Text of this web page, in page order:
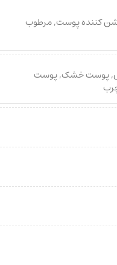
کننده پوست,مرطوب
,پوست خشک,پوست